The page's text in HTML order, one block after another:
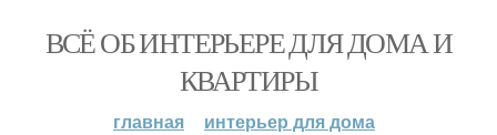
ВСЁ ОБ ИНТЕРЬЕРЕ ДЛЯ ДОМА И
КВАРТИРЫ
главная
интерьер для дома